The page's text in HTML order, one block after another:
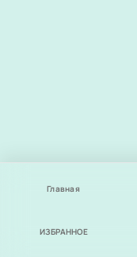
Главная
ИЗБРАННОЕ